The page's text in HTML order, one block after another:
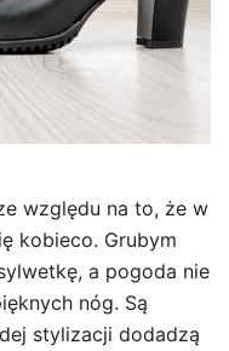
względu na to, że w
kobieco. Grubym
a pogoda nie
nóg. Są
stylizacji dodadzą